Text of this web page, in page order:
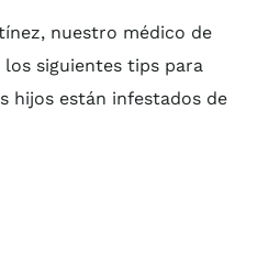
nuestro médico de
siguientes tips para
hijos están infestados de